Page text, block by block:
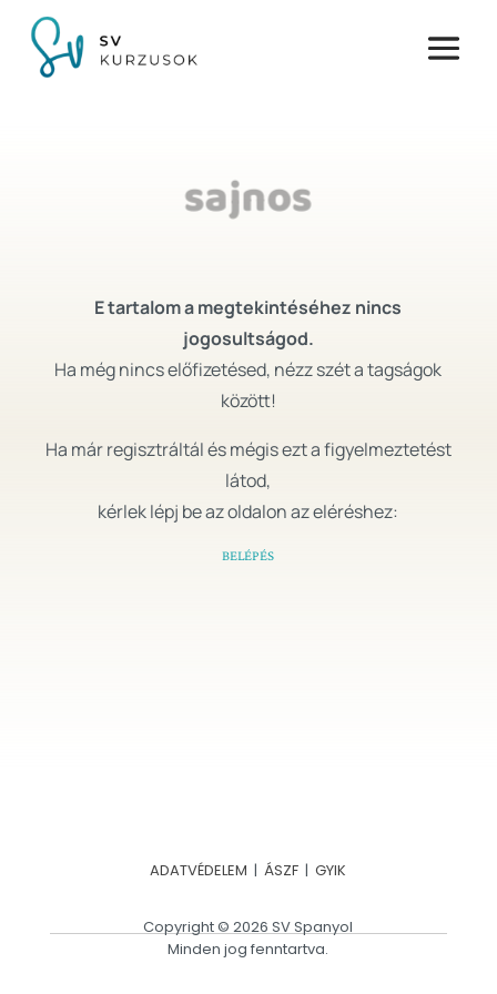
sajnos
E tartalom a megtekintéséhez nincs
jogosultságod.
Ha még nincs előfizetésed, nézz szét a tagságok
között!
Ha már regisztráltál és mégis ezt a figyelmeztetést
látod,
kérlek lépj be az oldalon az eléréshez:
BELÉPÉS
ADATVÉDELEM | ÁSZF |GYIK
Copyright © 2026 SV Spanyol
Minden jog fenntartva.